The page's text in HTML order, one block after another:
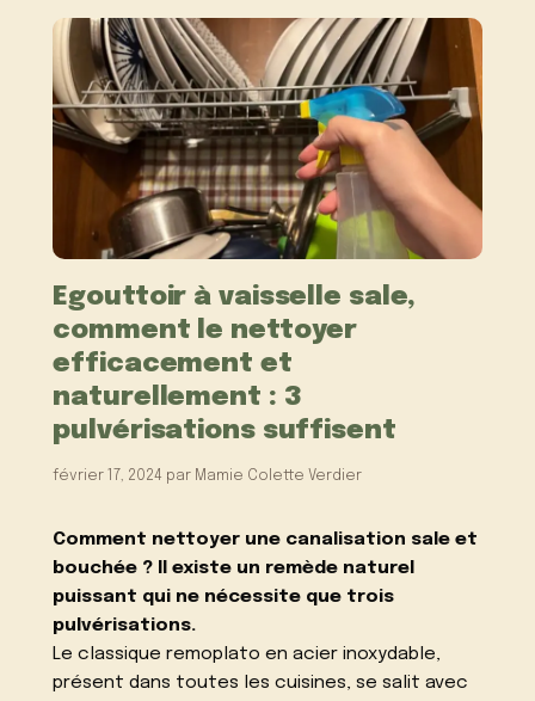
Egouttoir à vaisselle sale,
comment le nettoyer
efficacement et
naturellement : 3
pulvérisations suffisent
février 17, 2024 par Mamie Colette Verdier
Comment nettoyer une canalisation sale et
bouchée ? Il existe un remède naturel
puissant qui ne nécessite que trois
pulvérisations.
Le classique remoplato en acier inoxydable,
présent dans toutes les cuisines, se salit avec